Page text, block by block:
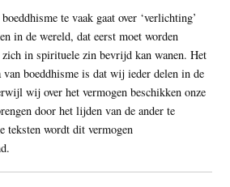
te vaak gaat over ‘verlichting’
in de wereld, dat eerst moet worden
in spirituele zin bevrijd kan wanen. Het
boeddhisme is dat wij ieder delen in de
wij over het vermogen beschikken onze
door het lijden van de ander te
teksten wordt dit vermogen